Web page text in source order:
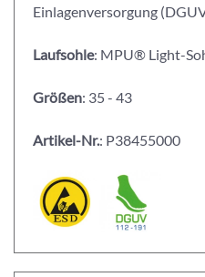
Einlagenversorgung
Laufsohle: MPU® Light-
Größen: 35 - 43
Artikel-Nr.: P38455000